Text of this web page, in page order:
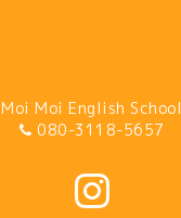
Moi Moi English School
080-3118-5657